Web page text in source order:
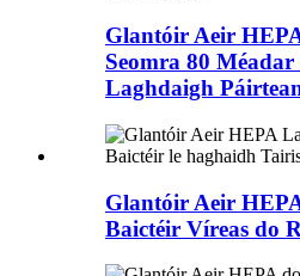
Glantóir Aeir
Seomra 80
Laghdaigh
Glantóir Aeir
Baictéir Víreas do